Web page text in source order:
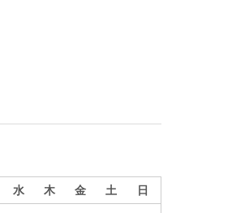
水 木 金 土
日